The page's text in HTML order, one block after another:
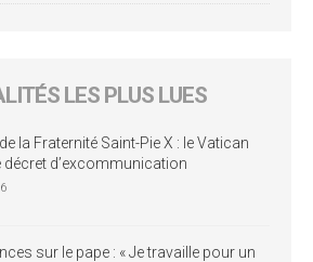
LES PLUS LUES
la Fraternité Saint-Pie X : le Vatican
décret d’excommunication
sur le pape : « Je travaille pour un